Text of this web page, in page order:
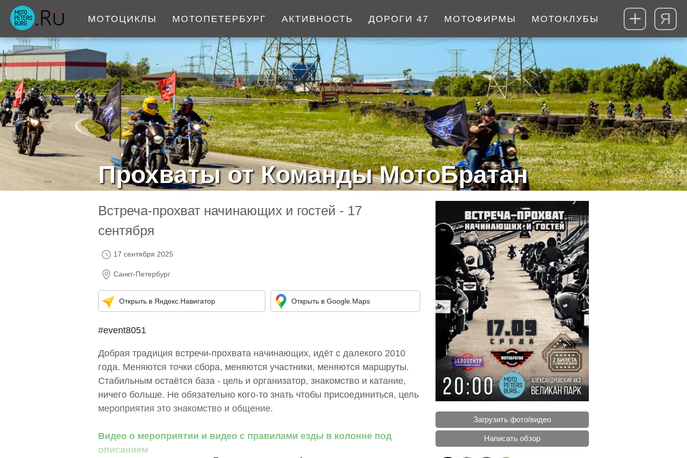
Я
ДОРОГИ 47 МОТОФИРМЫ
МОТОЦИКЛЫ МОТОПЕТЕРБУРГ АКТИВНОСТЬ МОТОКЛУБЫ
Прохваты от Команды МотоБратан
Загрузить фото/видео
Написать обзор
Встреча-прохват начинающих и гостей - 17
сентября
17 сентября 2025
Санкт-Петербург
Открыть в Яндекс.Навигатор Открыть в Google.Maps
#event8051
Добрая традиция встречи-прохвата начинающих, идёт с далекого 2010
года. Меняются точки сбора, меняются участники, меняются маршруты.
Стабильным остаётся база - цель и организатор, знакомство и катание,
ничего больше. Не обязательно кого-то знать чтобы присоединиться, цель
мероприятия это знакомство и общение.
Видео о мероприятии и видео с правилами езды в колонне под
описанием